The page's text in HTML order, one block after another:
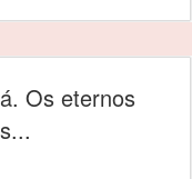
Os eternos